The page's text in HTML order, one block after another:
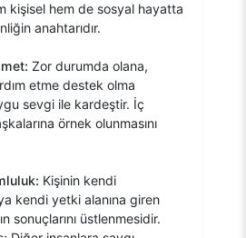
kişisel hem de sosyal hayatta
anahtarıdır.
Zor durumda olana,
etme destek olma
sevgi ile kardeştir. İç
örnek olunmasını
Kişinin kendi
kendi yetki alanına giren
sonuçlarını üstlenmesidir.